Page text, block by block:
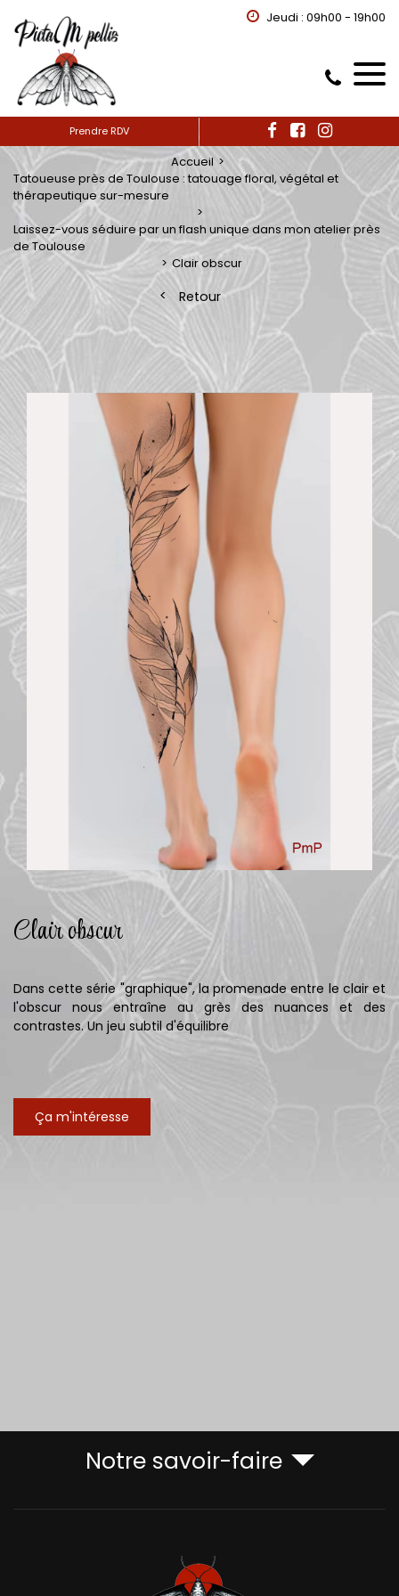
Jeudi : 09h00 - 19h00
Prendre RDV
Accueil
Tatoueuse près de Toulouse : tatouage floral, végétal et
thérapeutique sur-mesure
Laissez-vous séduire par un flash unique dans mon atelier près
de Toulouse
Clair obscur
Retour
Clair obscur
Dans cette série "graphique", la promenade entre le clair et
l'obscur nous entraîne au grès des nuances et des
contrastes. Un jeu subtil d'équilibre
Ça m'intéresse
Notre savoir-faire